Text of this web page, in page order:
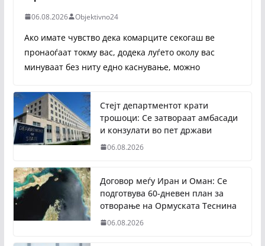
06.08.2026 Objektivno24
Ако имате чувство дека комарците секогаш ве
пронаоѓаат токму вас, додека луѓето околу вас
минуваат без ниту едно каснување, можно
Стејт департментот крати
трошоци: Се затвораат амбасади
и конзулати во пет држави
06.08.2026
Договор меѓу Иран и Оман: Се
подготвува 60-дневен план за
отворање на Ормуската Теснина
06.08.2026